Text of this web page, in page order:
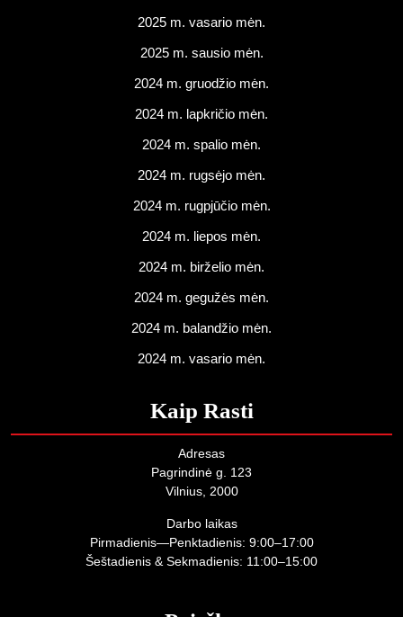
2025 m. vasario mėn.
2025 m. sausio mėn.
2024 m. gruodžio mėn.
2024 m. lapkričio mėn.
2024 m. spalio mėn.
2024 m. rugsėjo mėn.
2024 m. rugpjūčio mėn.
2024 m. liepos mėn.
2024 m. birželio mėn.
2024 m. gegužės mėn.
2024 m. balandžio mėn.
2024 m. vasario mėn.
Kaip Rasti
Adresas
Pagrindinė g. 123
Vilnius, 2000
Darbo laikas
Pirmadienis—Penktadienis: 9:00–17:00
Šeštadienis & Sekmadienis: 11:00–15:00